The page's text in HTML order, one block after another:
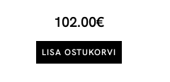
102.00€
LISA OSTUKORVI